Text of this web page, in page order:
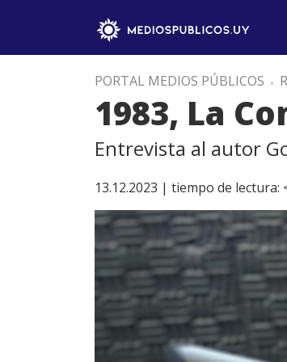
PORTAL MEDIOS PÚBLICOS .
1983, La
Entrevista al autor
13.12.2023 | tiempo de lectura: